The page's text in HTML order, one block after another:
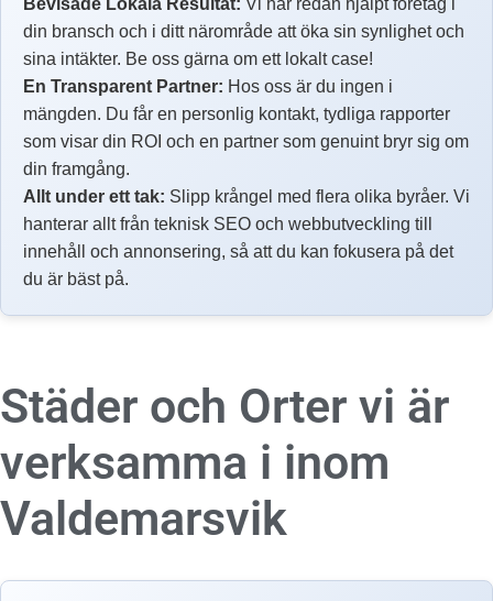
din bransch och i ditt närområde att öka sin synlighet och
sina intäkter. Be oss gärna om ett lokalt case!
En Transparent Partner: Hos oss är du ingen i
mängden. Du får en personlig kontakt, tydliga rapporter
som visar din ROI och en partner som genuint bryr sig om
din framgång.
Allt under ett tak: Slipp krångel med flera olika byråer. Vi
hanterar allt från teknisk SEO och webbutveckling till
innehåll och annonsering, så att du kan fokusera på det
du är bäst på.
Städer och Orter vi är
verksamma i inom
Valdemarsvik